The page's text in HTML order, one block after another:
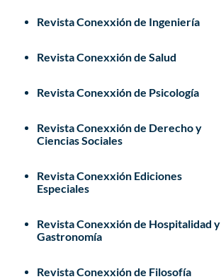
Revista Conexxión de Ingeniería
Revista Conexxión de Salud
Revista Conexxión de Psicología
Revista Conexxión de Derecho y
Ciencias Sociales
Revista Conexxión Ediciones
Especiales
Revista Conexxión de Hospitalidad y
Gastronomía
Revista Conexxión de Filosofía